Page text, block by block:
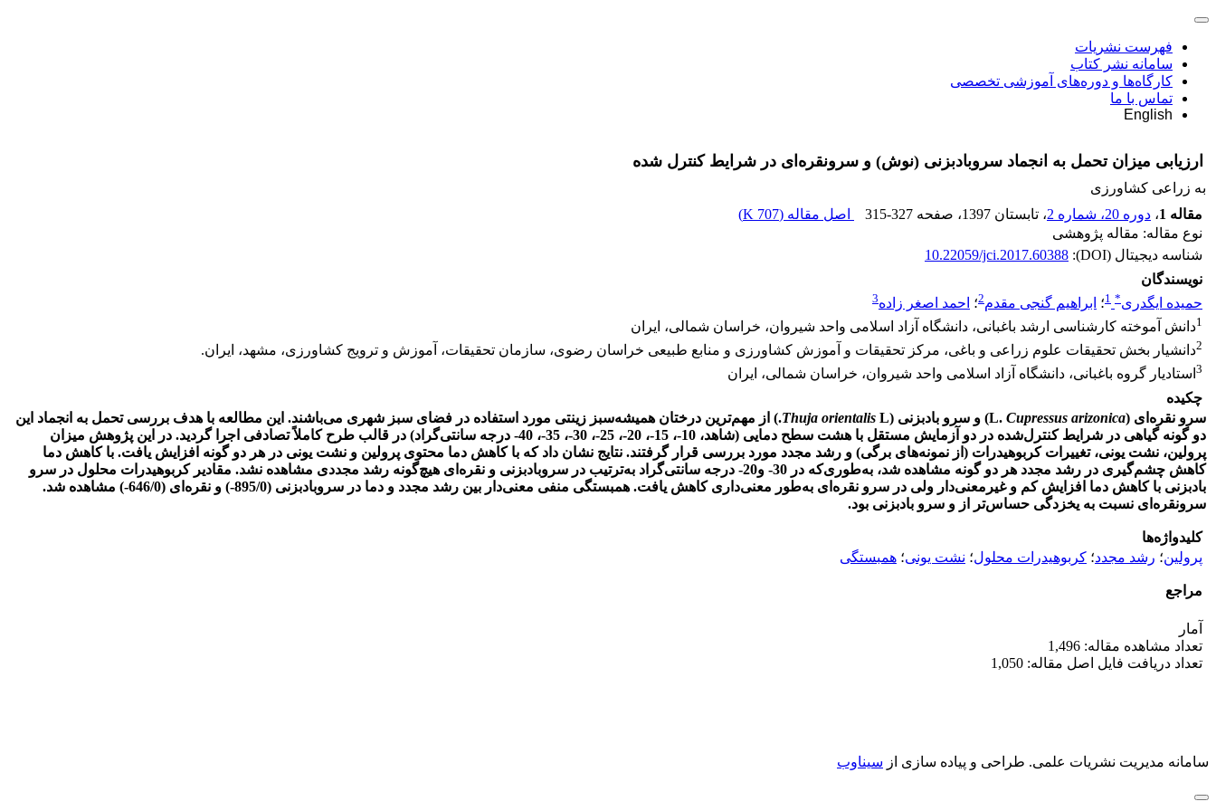
فهرست نشریات
سامانه نشر کتاب
کارگاه‌ها و دوره‌های آموزشی تخصصی
تماس با ما
English
ارزیابی میزان تحمل به انجماد سرو‌بادبزنی (نوش) و سرو‌نقره‌ای در شرایط کنترل ‌شده
به زراعی کشاورزی
مقاله 1
، دوره 20، شماره 2 ، تابستان 1397 ، صفحه 315-327 اصل مقاله (707 K
)
نوع مقاله: مقاله پژوهشی
شناسه دیجیتال (DOI):
10.22059/jci.2017.60388
نویسندگان
حمیده ایگدری*
1؛ ابراهیم گنجی مقدم2؛ احمد اصغر زاده3
1دانش آموخته کارشناسی ارشد باغبانی، دانشگاه آزاد اسلامی واحد شیروان، خراسان شمالی، ایران
2دانشیار بخش تحقیقات علوم زراعی و باغی، مرکز تحقیقات و آموزش کشاورزی و منابع طبیعی خراسان رضوی، سازمان تحقیقات، آموزش و ترویج کشاورزی، مشهد، ایران.
3 استادیار گروه باغبانی، دانشگاه آزاد اسلامی واحد شیروان، خراسان شمالی، ایران
چکیده
سرو‌ نقره‌ای (L.Cupressus arizonica ) و سرو‌ بادبزنی ( Thuja orientalisL.) از مهم‌ترین درختان همیشه‌سبز ‌زینتی مورد استفاده در فضای سبز ‌شهری می‌باشند. این مطالعه با هدف بررسی تحمل به انجماد این
دو گونه گیاهی در شرایط کنترل‌شده در دو آزمایش مستقل با هشت سطح دمایی (شاهد، 10-، 15-، 20-، 25-، 30-، 35-، 40- درجه سانتی‌گراد) در قالب طرح کاملاً تصادفی اجرا گردید. در این پژوهش میزان
پرولین، نشت یونی، تغییرات کربوهیدرات (از نمونه‌های برگی) و رشد‌ مجدد مورد بررسی قرار‌ گرفتند. نتایج نشان داد که با کاهش دما محتوی پرولین و نشت یونی در هر دو گونه افزایش یافت. با کاهش دما
کاهش چشم‌گیری در رشد‌ مجدد هر دو گونه مشاهده شد، به‌طوری‌که در 30- و20- درجه سانتی‌گراد به‌ترتیب در سرو‌بادبزنی و نقره‌ای هیچ‌گونه رشد‌ مجددی مشاهده نشد. مقادیر کربوهیدرات محلول در سرو
بادبزنی با کاهش دما افزایش کم و غیر‌معنی‌دار ولی در سرو‌ نقره‌ای به‌طور معنی‌داری کاهش یافت. همبستگی منفی معنی‌دار بین رشد‌ مجدد و دما در سرو‌بادبزنی (895/0-) و نقره‌ای (646/0-) مشاهده شد.
سرو‌نقره‌ای نسبت به یخ‏زدگی حساس‌تر از و سرو‌ بادبزنی بود.
کلیدواژه‌ها
پرولین؛ رشد ‌مجدد؛ کربوهیدرات ‌محلول؛ نشت‌ یونی؛ همبستگی
مراجع
آمار
تعداد مشاهده مقاله: 1,496
تعداد دریافت فایل اصل مقاله: 1,050
سامانه مدیریت نشریات علمی. طراحی و پیاده سازی از سیناوب